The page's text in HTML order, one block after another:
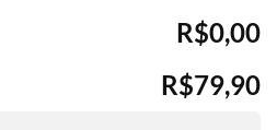
R$0,00
R$79,90